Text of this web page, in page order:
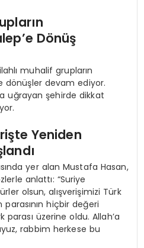
Dönüş
muhalif grupların
dönüşler devam ediyor.
uğrayan şehirde dikkat
Yeniden
yer alan Mustafa Hasan,
anlattı: “Suriye
olsun, alışverişimizi Türk
parasının hiçbir değeri
parası üzerine oldu. Allah’a
rabbim herkese bu